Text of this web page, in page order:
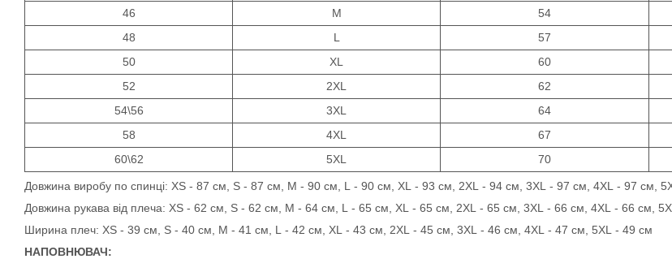
46
M 54
48
L 57
50
XL 60
52
2XL 62
54\56
3XL 64
58
4XL 67
60\62
5XL 70
Довжина виробу по спинці: XS - 87 см, S - 87 см, M - 90 см, L - 90 см, XL - 93 см, 2XL - 94 см, 3XL - 97 см, 4XL - 97 см,
Довжина рукава від плеча: XS - 62 см, S - 62 см, M - 64 см, L - 65 см, XL - 65 см, 2XL - 65 см, 3XL - 66 см, 4XL - 66 см,
Ширина плеч: XS - 39 см, S - 40 см, M - 41 см, L - 42 см, XL - 43 см, 2XL - 45 см, 3XL - 46 см, 4XL - 47 см, 5XL - 49 см
НАПОВНЮВАЧ: